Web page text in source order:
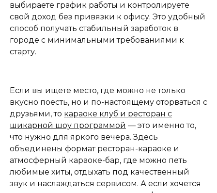
выбираете график работы и контролируете
свой доход без привязки к офису. Это удобный
способ получать стабильный заработок в
городе с минимальными требованиями к
старту.
Если вы ищете место, где можно не только
вкусно поесть, но и по-настоящему оторваться с
друзьями, то караоке клуб и ресторан с
шикарной шоу программой — это именно то,
что нужно для яркого вечера. Здесь
объединены формат ресторан-караоке и
атмосферный караоке-бар, где можно петь
любимые хиты, отдыхать под качественный
звук и наслаждаться сервисом. А если хочется